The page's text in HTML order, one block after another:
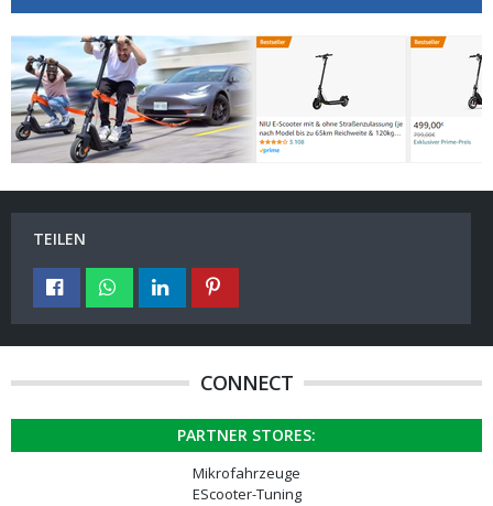
TEILEN
CONNECT
PARTNER STORES:
Mikrofahrzeuge
EScooter-Tuning